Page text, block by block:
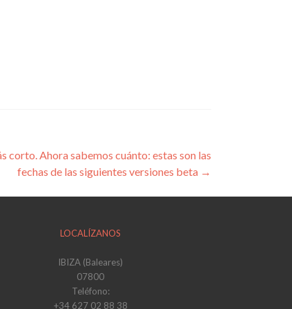
corto. Ahora sabemos cuánto: estas son las
fechas de las siguientes versiones beta →
LOCALÍZANOS
IBIZA (Baleares)
07800
Teléfono:
+34 627 02 88 38